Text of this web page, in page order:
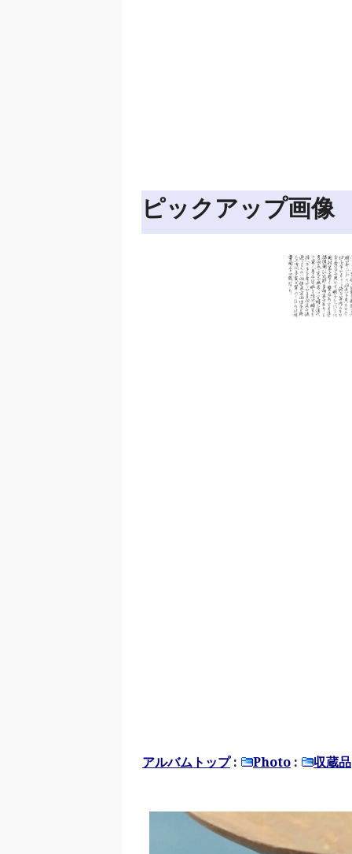
ピックアップ画像
アルバムトップ: Photo : 収蔵品